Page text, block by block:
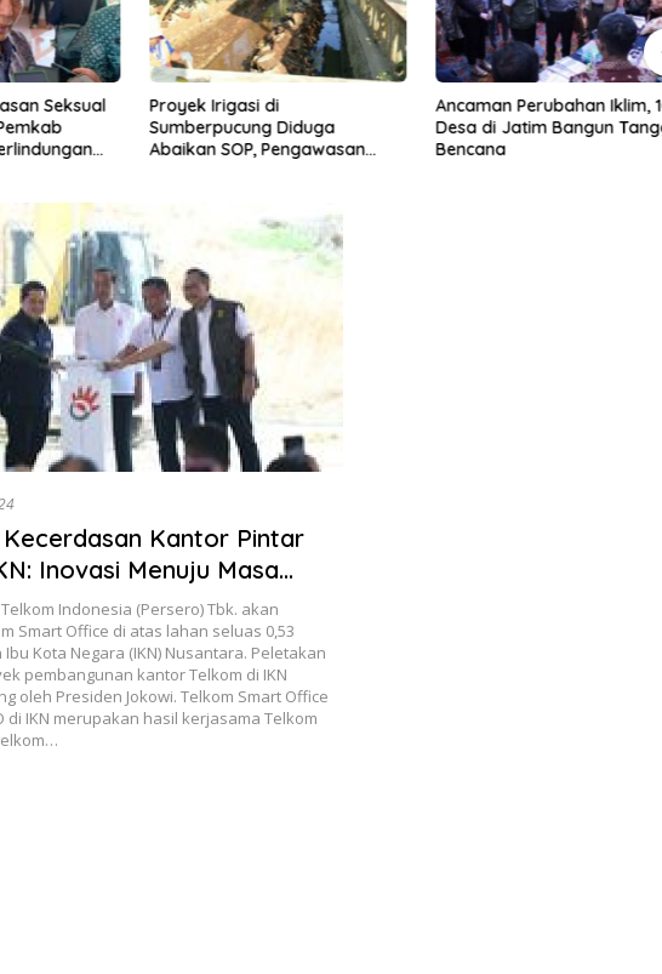
Ancaman Perubahan Iklim, 10
Desa di Jatim Bangun Tangguh
Bencana
Sebanyak 300 Akademisi
Mengikuti ICODES 2026,
Aspikom Jatim Perkuat
Kantor Pintar
Inovasi Menuju Masa
Indonesia (Persero) Tbk. akan
Smart Office di atas lahan seluas 0,53
Kota Negara (IKN) Nusantara. Peletakan
pembangunan kantor Telkom di IKN
oleh Presiden Jokowi. Telkom Smart Office
di IKN merupakan hasil kerjasama Telkom